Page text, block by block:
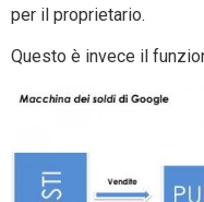
per il proprietario.
Questo è invece il